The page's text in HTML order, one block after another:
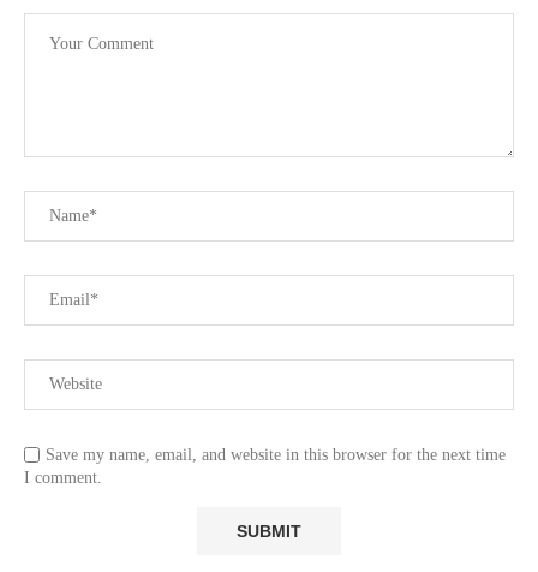
Save my name, email, and website in this browser for the next time
I comment.